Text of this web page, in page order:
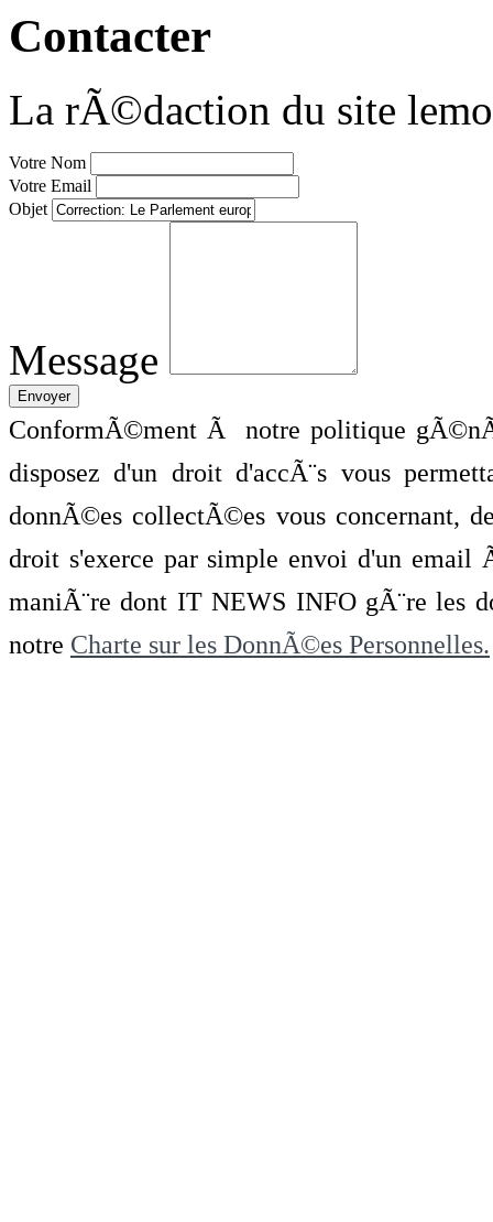
Contacter
La rÃ©daction du site
Votre Nom
Votre Email
Objet
Message
ConformÃ©ment Ã notre politique
disposez d'un droit d'accÃ¨s vous
donnÃ©es collectÃ©es vous concernant,
droit s'exerce par simple envoi d'un
maniÃ¨re dont IT NEWS INFO gÃ¨re les
notre Charte sur les DonnÃ©es Personnelles.